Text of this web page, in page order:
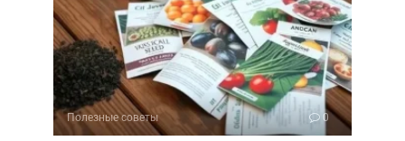
Полезные советы 0